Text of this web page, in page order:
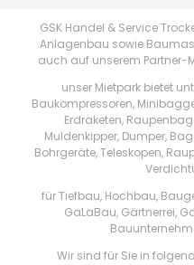
GSK Handel & Service
Anlagenbau sowie
auch auf unserem Partner-
unser Mietpark bietet
Baukompressoren,
Erdraketen,
Muldenkipper, Dumper,
Bohrgeräte, Teleskopen,
für Tiefbau, Hochbau,
GaLaBau, Gärtnerrei,
Wir sind für Sie in